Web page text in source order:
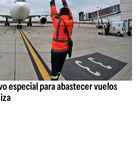
especial para abastecer vuelos